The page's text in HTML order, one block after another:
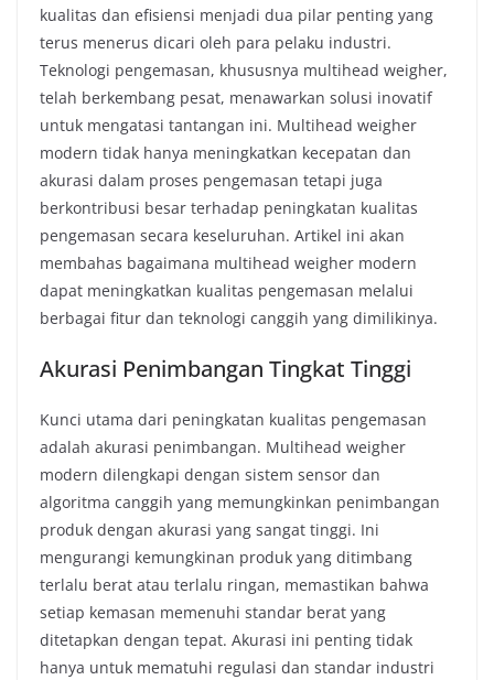
kualitas dan efisiensi menjadi dua pilar penting yang
terus menerus dicari oleh para pelaku industri.
Teknologi pengemasan, khususnya multihead weigher,
telah berkembang pesat, menawarkan solusi inovatif
untuk mengatasi tantangan ini. Multihead weigher
modern tidak hanya meningkatkan kecepatan dan
akurasi dalam proses pengemasan tetapi juga
berkontribusi besar terhadap peningkatan kualitas
pengemasan secara keseluruhan. Artikel ini akan
membahas bagaimana multihead weigher modern
dapat meningkatkan kualitas pengemasan melalui
berbagai fitur dan teknologi canggih yang dimilikinya.
Akurasi Penimbangan Tingkat Tinggi
Kunci utama dari peningkatan kualitas pengemasan
adalah akurasi penimbangan. Multihead weigher
modern dilengkapi dengan sistem sensor dan
algoritma canggih yang memungkinkan penimbangan
produk dengan akurasi yang sangat tinggi. Ini
mengurangi kemungkinan produk yang ditimbang
terlalu berat atau terlalu ringan, memastikan bahwa
setiap kemasan memenuhi standar berat yang
ditetapkan dengan tepat. Akurasi ini penting tidak
hanya untuk mematuhi regulasi dan standar industri